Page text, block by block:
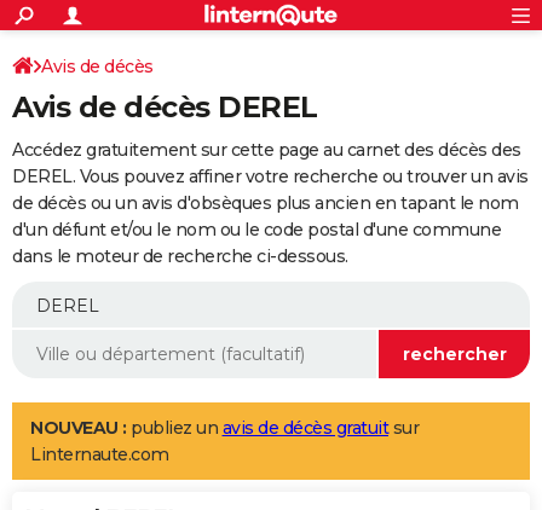
ACTUALITÉS
Politique
Société
Faits Divers
Education
Monde
Villes
+
SPORT
Coupe du monde 2026
Football
Tennis
Cyclisme
Rugby
Forum
Programme TV
TNT
Streaming
Cinéma
Sorties cinéma
Musique
+
FINANCE
Retraite
Impôts
Epargne
Immobilier
Risques naturels par ville
Banque
Assurance
Crédit
AUTO
Essais
Réserver un essai
Citadines
Berlines
SUV
Forum auto
+
Mobiles
Meilleur smartphone
Internet
Ordinateurs
Jeux vidéo
Guide high-tech
Aménagement intérieur
LIFESTYLE
Art de vivre
Bien-être
Loisirs
Mode
Modes de vie
Avis de décès
Avis de décès DEREL
Accédez gratuitement sur cette page au carnet des décès des
DEREL. Vous pouvez affiner votre recherche ou trouver un avis
de décès ou un avis d'obsèques plus ancien en tapant le nom
d'un défunt et/ou le nom ou le code postal d'une commune
dans le moteur de recherche ci-dessous.
NOUVEAU : publiez un avis de décès gratuitsur
Linternaute.com